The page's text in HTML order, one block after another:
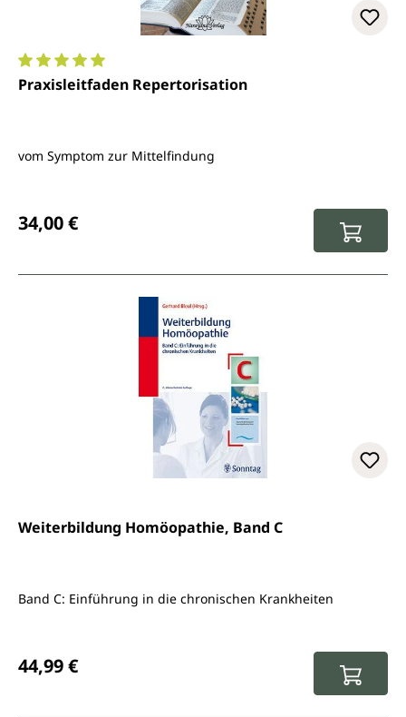
Durchschnittliche Bewertung von 5 von 5 Sternen
Praxisleitfaden Repertorisation
vom Symptom zur Mittelfindung
34,00 €
Weiterbildung Homöopathie, Band C
Band C: Einführung in die chronischen Krankheiten
44,99 €